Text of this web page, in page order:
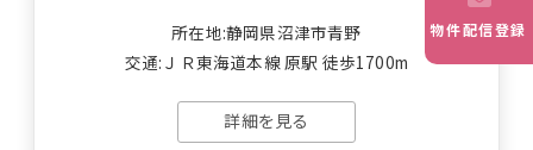
所在地:静岡県沼津市青野
交通:ＪＲ東海道本線 原駅 徒歩1700m
詳細を見る
物件配信登録